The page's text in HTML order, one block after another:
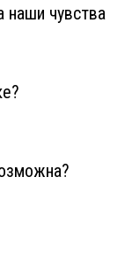
наши чувства